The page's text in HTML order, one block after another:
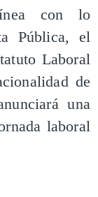
con lo
Pública, el
Laboral
de
una
laboral